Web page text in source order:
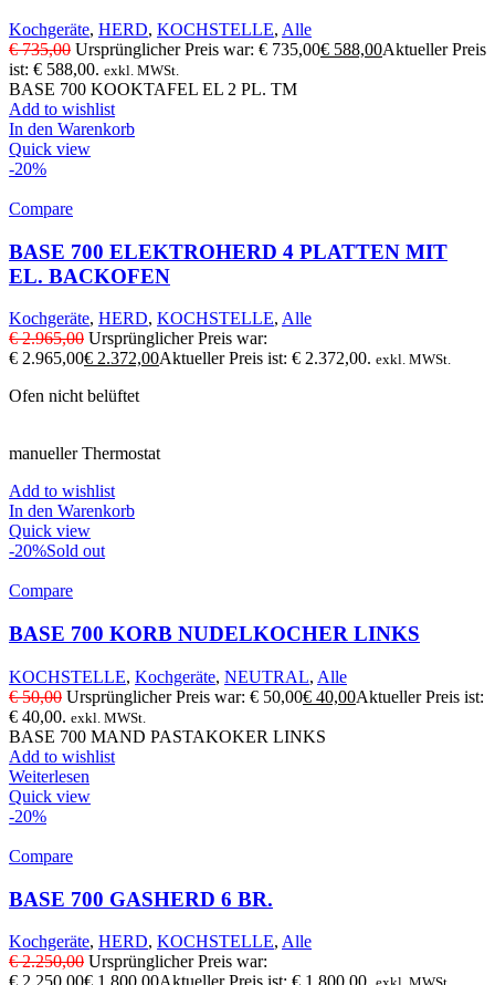
Kochgeräte, HERD, KOCHSTELLE, Alle
€735,00 Ursprünglicher Preis war: € 735,00€ 588,00Aktueller Preis
ist: € 588,00. exkl. MWSt.
BASE 700 KOOKTAFEL EL 2 PL. TM
Add to wishlist
In den Warenkorb
Quick view
-20%
Compare
BASE 700 ELEKTROHERD 4 PLATTEN MIT
EL. BACKOFEN
Kochgeräte, HERD, KOCHSTELLE, Alle
€2.965,00 Ursprünglicher Preis war:
€ 2.965,00€ 2.372,00Aktueller Preis ist: € 2.372,00. exkl. MWSt.
Ofen nicht belüftet
manueller Thermostat
Add to wishlist
In den Warenkorb
Quick view
-20%Sold out
Compare
BASE 700 KORB NUDELKOCHER LINKS
KOCHSTELLE, Kochgeräte, NEUTRAL, Alle
€50,00 Ursprünglicher Preis war: € 50,00€ 40,00Aktueller Preis ist:
€ 40,00. exkl. MWSt.
BASE 700 MAND PASTAKOKER LINKS
Add to wishlist
Weiterlesen
Quick view
-20%
Compare
BASE 700 GASHERD 6 BR.
Kochgeräte, HERD, KOCHSTELLE, Alle
€2.250,00 Ursprünglicher Preis war: